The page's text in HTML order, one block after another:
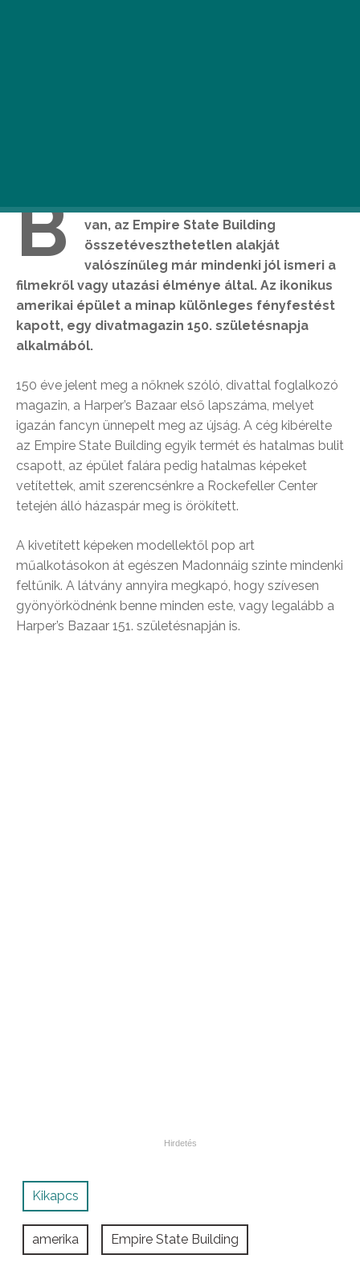
B
ár New Yorkban ezernyi felhőkarcoló
van, az Empire State Building
összetéveszthetetlen alakját
valószínűleg már mindenki jól ismeri a
filmekről vagy utazási élménye által. Az ikonikus
amerikai épület a minap különleges fényfestést
kapott, egy divatmagazin 150. születésnapja
alkalmából.
150 éve jelent meg a nőknek szóló, divattal foglalkozó
magazin, a Harper’s Bazaar első lapszáma, melyet
igazán fancyn ünnepelt meg az újság. A cég kibérelte
az Empire State Building egyik termét és hatalmas bulit
csapott, az épület falára pedig hatalmas képeket
vetítettek, amit szerencsénkre a Rockefeller Center
tetején álló házaspár meg is örökített.
A kivetített képeken modellektől pop art
műalkotásokon át egészen Madonnáig szinte mindenki
feltűnik. A látvány annyira megkapó, hogy szívesen
gyönyörködnénk benne minden este, vagy legalább a
Harper’s Bazaar 151. születésnapján is.
Kikapcs
amerika Empire State Building